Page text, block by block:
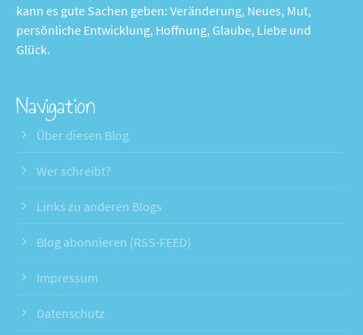
kann es gute Sachen geben: Veränderung, Neues, Mut,
persönliche Entwicklung, Hoffnung, Glaube, Liebe und
Glück.
Navigation
Über diesen Blog
Wer schreibt?
Links zu anderen Blogs
Blog abonnieren (RSS-FEED)
Impressum
Datenschutz